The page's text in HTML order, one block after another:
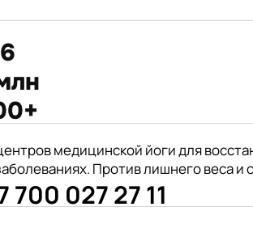
призеры 2-го
первого
центра Киран
из 190 стран советуют
медицинской йоги для
Против лишнего веса и
700 027 27 11